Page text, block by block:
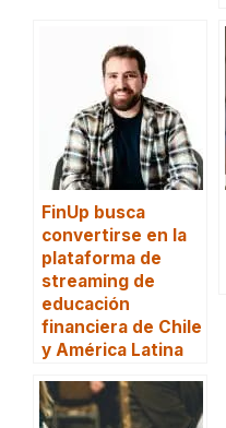
FinUp busca
convertirse en la
plataforma de
streaming de
educación
financiera de Chile
y América Latina